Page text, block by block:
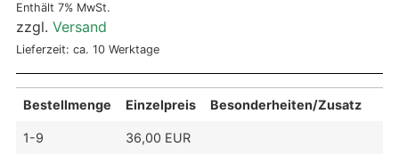
Enthält 7% MwSt.
zzgl. Versand
Lieferzeit: ca. 10 Werktage
Bestellmenge Einzelpreis Besonderheiten/Zusatz
1-9 36,00 EUR